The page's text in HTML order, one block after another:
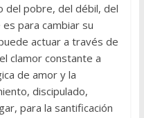
del pobre, del débil, del
para cambiar su
actuar a través de
clamor constante a
de amor y la
discipulado,
para la santificación